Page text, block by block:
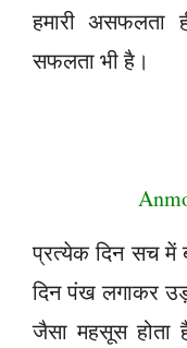
हमारी असफलता
सफलता भी है।
प्रत्येक दिन सच में
दिन पंख लगाकर
जैसा महसूस